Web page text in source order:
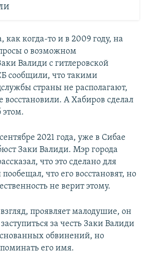
как когда-то и в 2009 году, на
о возможном
Валиди с гитлеровской
сообщили, что такими
страны не располагают,
восстановили. А Хабиров сделал
этом.
2021 года, уже в Сибае
Заки Валиди. Мэр города
что это сделано для
что его восстановят, но
не верит этому.
проявляет малодушие, он
за честь Заки Валиди
обвинений, но
его имя.